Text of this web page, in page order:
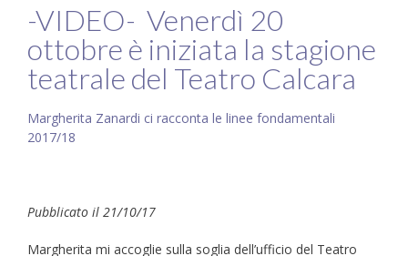
-VIDEO- Venerdì 20
ottobre è iniziata la stagione
teatrale del Teatro Calcara
Margherita Zanardi ci racconta le linee fondamentali
2017/18
Pubblicato il 21/10/17
Margherita mi accoglie sulla soglia dell’ufficio del Teatro